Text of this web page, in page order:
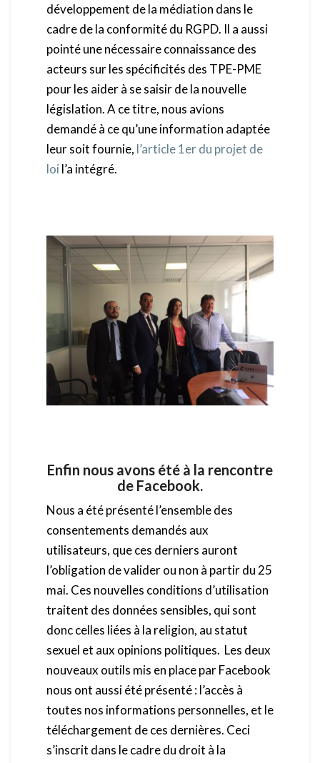
développement de la médiation dans le
cadre de la conformité du RGPD. Il a aussi
pointé une nécessaire connaissance des
acteurs sur les spécificités des TPE-PME
pour les aider à se saisir de la nouvelle
législation. A ce titre, nous avions
demandé à ce qu’une information adaptée
leur soit fournie, l’article 1er du projet de
loi l’a intégré.
Enfin nous avons été à la rencontre
de Facebook.
Nous a été présenté l’ensemble des
consentements demandés aux
utilisateurs, que ces derniers auront
l’obligation de valider ou non à partir du 25
mai. Ces nouvelles conditions d’utilisation
traitent des données sensibles, qui sont
donc celles liées à la religion, au statut
sexuel et aux opinions politiques. Les deux
nouveaux outils mis en place par Facebook
nous ont aussi été présenté : l’accès à
toutes nos informations personnelles, et le
téléchargement de ces dernières. Ceci
s’inscrit dans le cadre du droit à la